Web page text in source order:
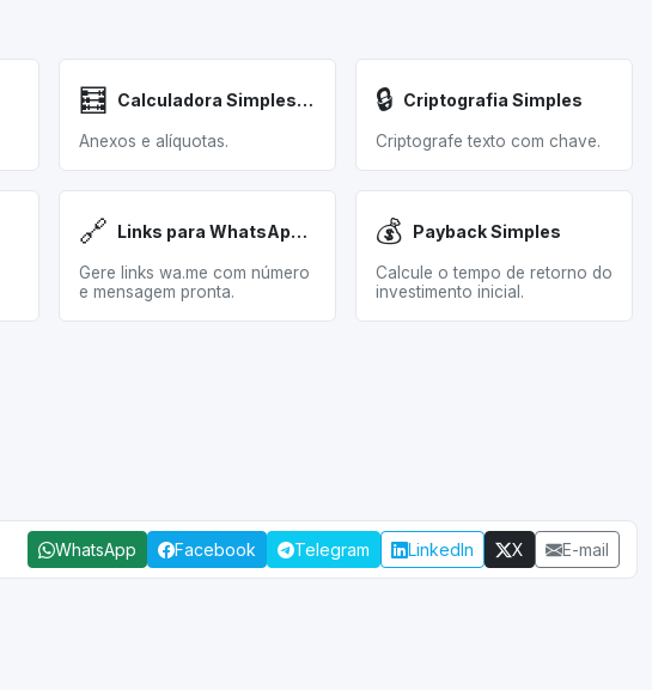
🧮 Calculadora Simples Nacional
Anexos e alíquotas.
🔒 Criptografia Simples
Criptografe texto com chave.
🔗 Links para WhatsApp (Simples)
Gere links wa.me com número
e mensagem pronta.
💰 Payback Simples
Calcule o tempo de retorno do
investimento inicial.
WhatsApp Facebook Telegram LinkedIn X E-mail